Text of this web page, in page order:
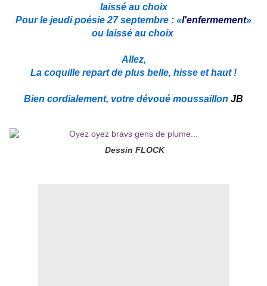
laissé au choix
Pour le jeudi poésie 27 septembre : «l'enfermement»
ou laissé au choix
Allez,
La coquille repart de plus belle, hisse et haut !
Bien cordialement, votre dévoué moussaillon JB
Dessin FLOCK